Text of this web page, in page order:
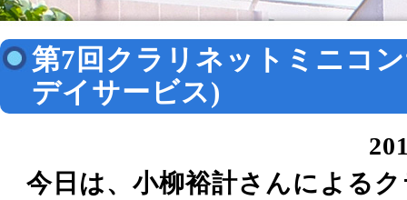
第7回クラリネットミニコ
デイサービス)
今日は、小柳裕計さんによる